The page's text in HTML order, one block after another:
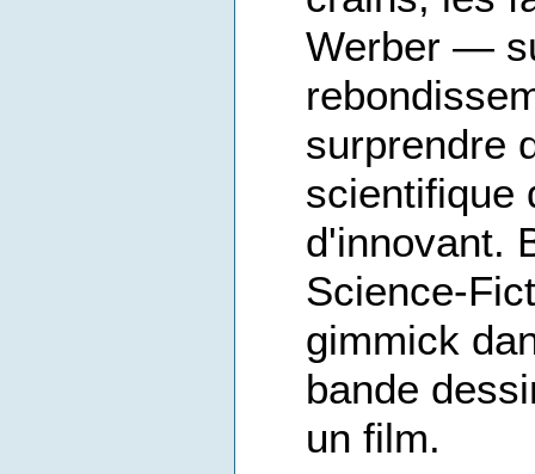
Werber —
surprendre
scientifique
d'innovant.
Science-
gimmick
bande
un film.